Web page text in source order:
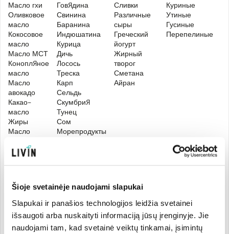
Šioje svetainėje naudojami slapukai
Slapukai ir panašios technologijos leidžia svetainei
išsaugoti arba nuskaityti informaciją jūsų įrenginyje. Jie
naudojami tam, kad svetainė veiktų tinkamai, įsimintų
Масло гхи
Оливковое
масло
Кокосовое
масло
Масло МСТ
Конопляное
масло
Масло
авокадо
Какао-
масло
Жиры
Масло
Говядина
Свинина
Баранина
Индюшатина
Курица
Дичь
Лосось
Треска
Карп
Сельдь
Скумбрия
Тунец
Сом
Морепродукты
Сливки
Различные
сыры
Греческий
йогурт
Жирный
творог
Сметана
Айран
Куриные
Утиные
Гусиные
Перепелиные
ЯГОДЫ
ОРЕХИ И
СЕМЕНА
ГРИБЫ НАПИТКИ
Оливки
Макадамия
Лесные
Кофе